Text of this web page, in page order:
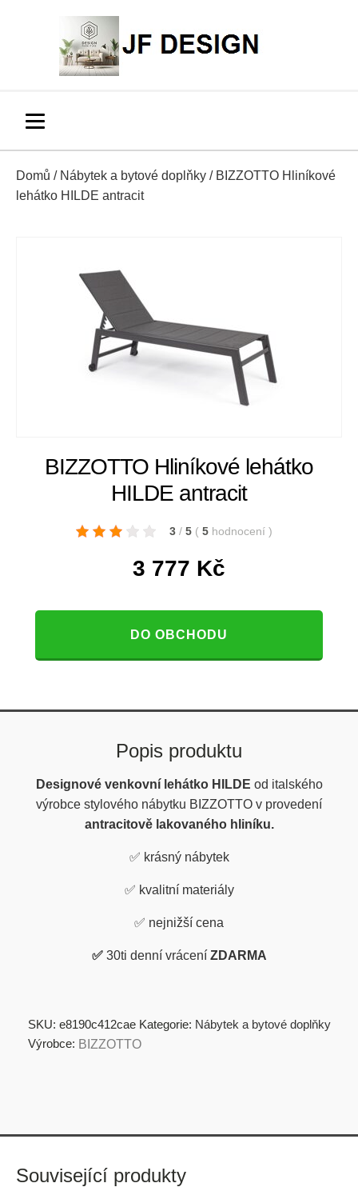
Domů / Nábytek a bytové doplňky / BIZZOTTO Hliníkové
lehátko HILDE antracit
BIZZOTTO Hliníkové lehátko
HILDE antracit
3 / 5 ( 5 hodnocení )
3 777 Kč
DO OBCHODU
Popis produktu
Designové venkovní lehátko HILDE od italského
výrobce stylového nábytku BIZZOTTO v provedení
antracitově lakovaného hliníku.
✅ krásný nábytek
✅ kvalitní materiály
✅ nejnižší cena
✅ 30ti denní vrácení ZDARMA
SKU: e8190c412cae Kategorie: Nábytek a bytové doplňky
Výrobce: BIZZOTTO
Související produkty